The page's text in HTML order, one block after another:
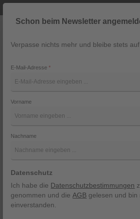
Navigation
Lusana
Strumpf Dirks
Bildergalerie überspringen
Schon beim Newsletter
Verpasse nichts mehr und bleibe stets
E-Mail-Adresse*
Vorname
Nachname
Datenschutz
Ich habe die Datenschutzbestimmungen
genommen und dieAGB gelesen und bin
einverstanden.